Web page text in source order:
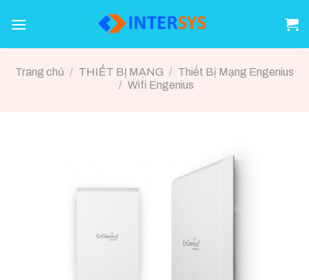
Trang chủ / THIẾT BỊ MẠNG / Thiết Bị Mạng Engenius
/ Wifi Engenius